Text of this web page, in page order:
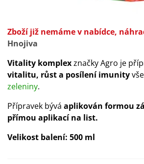
Zboží již nemáme v nabídce,
Hnojiva
Vitality komplexznačky Agro je
vitalitu, růst a posílení imunity
zeleniny.
Přípravek bývá aplikován formou
přímou aplikací na list.
Velikost balení: 500 ml